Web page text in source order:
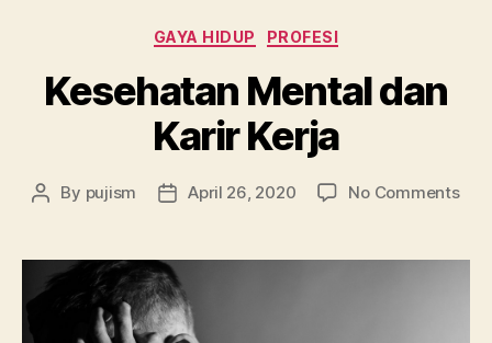
Categories
GAYA HIDUP PROFESI
Kesehatan Mental dan
Karir Kerja
Post
By pujism
PostApril 26, 2020 No Commentson
dan